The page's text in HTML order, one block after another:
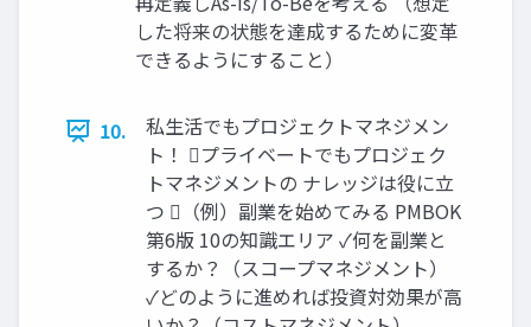
した将来の状態を達成するために変革
できるようにすること）
10.
私生活でもプロジェクトマネジメン
ト！ プライベートでもプロジェク
トマネジメントの ナレッジは役に立
つ （例）副業を始めてみる PMBOK
第6版 10の知識エリア ✓何を副業と
するか？（スコープマネジメント）
✓どのように進めれば投資対効果が高